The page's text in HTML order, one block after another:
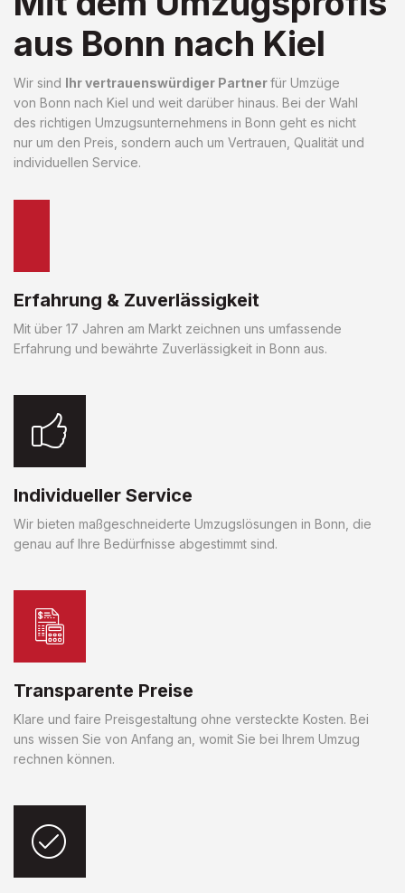
aus Bonn nach Kiel
Wir sind Ihr vertrauenswürdiger Partnerfür Umzüge
von Bonn nach Kiel und weit darüber hinaus. Bei der Wahl
des richtigen Umzugsunternehmens in Bonn geht es nicht
nur um den Preis, sondern auch um Vertrauen, Qualität und
individuellen Service.
Erfahrung & Zuverlässigkeit
Mit über 17 Jahren am Markt zeichnen uns umfassende
Erfahrung und bewährte Zuverlässigkeit in Bonn aus.
Individueller Service
Wir bieten maßgeschneiderte Umzugslösungen in Bonn, die
genau auf Ihre Bedürfnisse abgestimmt sind.
Transparente Preise
Klare und faire Preisgestaltung ohne versteckte Kosten. Bei
uns wissen Sie von Anfang an, womit Sie bei Ihrem Umzug
rechnen können.